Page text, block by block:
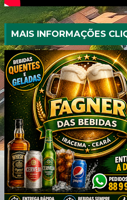
MAIS INFORMAÇÕES